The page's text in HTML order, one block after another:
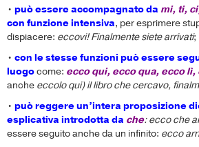
• può essere accompagnato da mi, ti,
con funzione intensiva, per esprimere
dispiacere: eccovi! Finalmente siete arrivati;
• con le stesse funzioni può essere
luogocome: ecco qui, ecco qua, ecco lì,
anche eccolo qui) il libro che cercavo,
• può reggere un’intera proposizione
esplicativa introdotta da che: ecco che
essere seguito anche da un infinito: ecco